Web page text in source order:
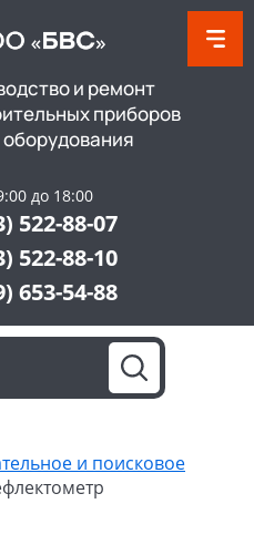
и ремонт
приборов
до 18:00
522-88-07
522-88-10
653-54-88
и поисковое